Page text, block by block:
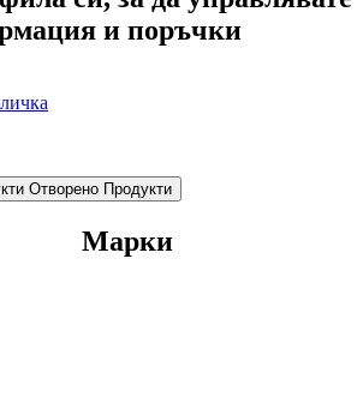
и поръчки
Отворено Продукти
Марки